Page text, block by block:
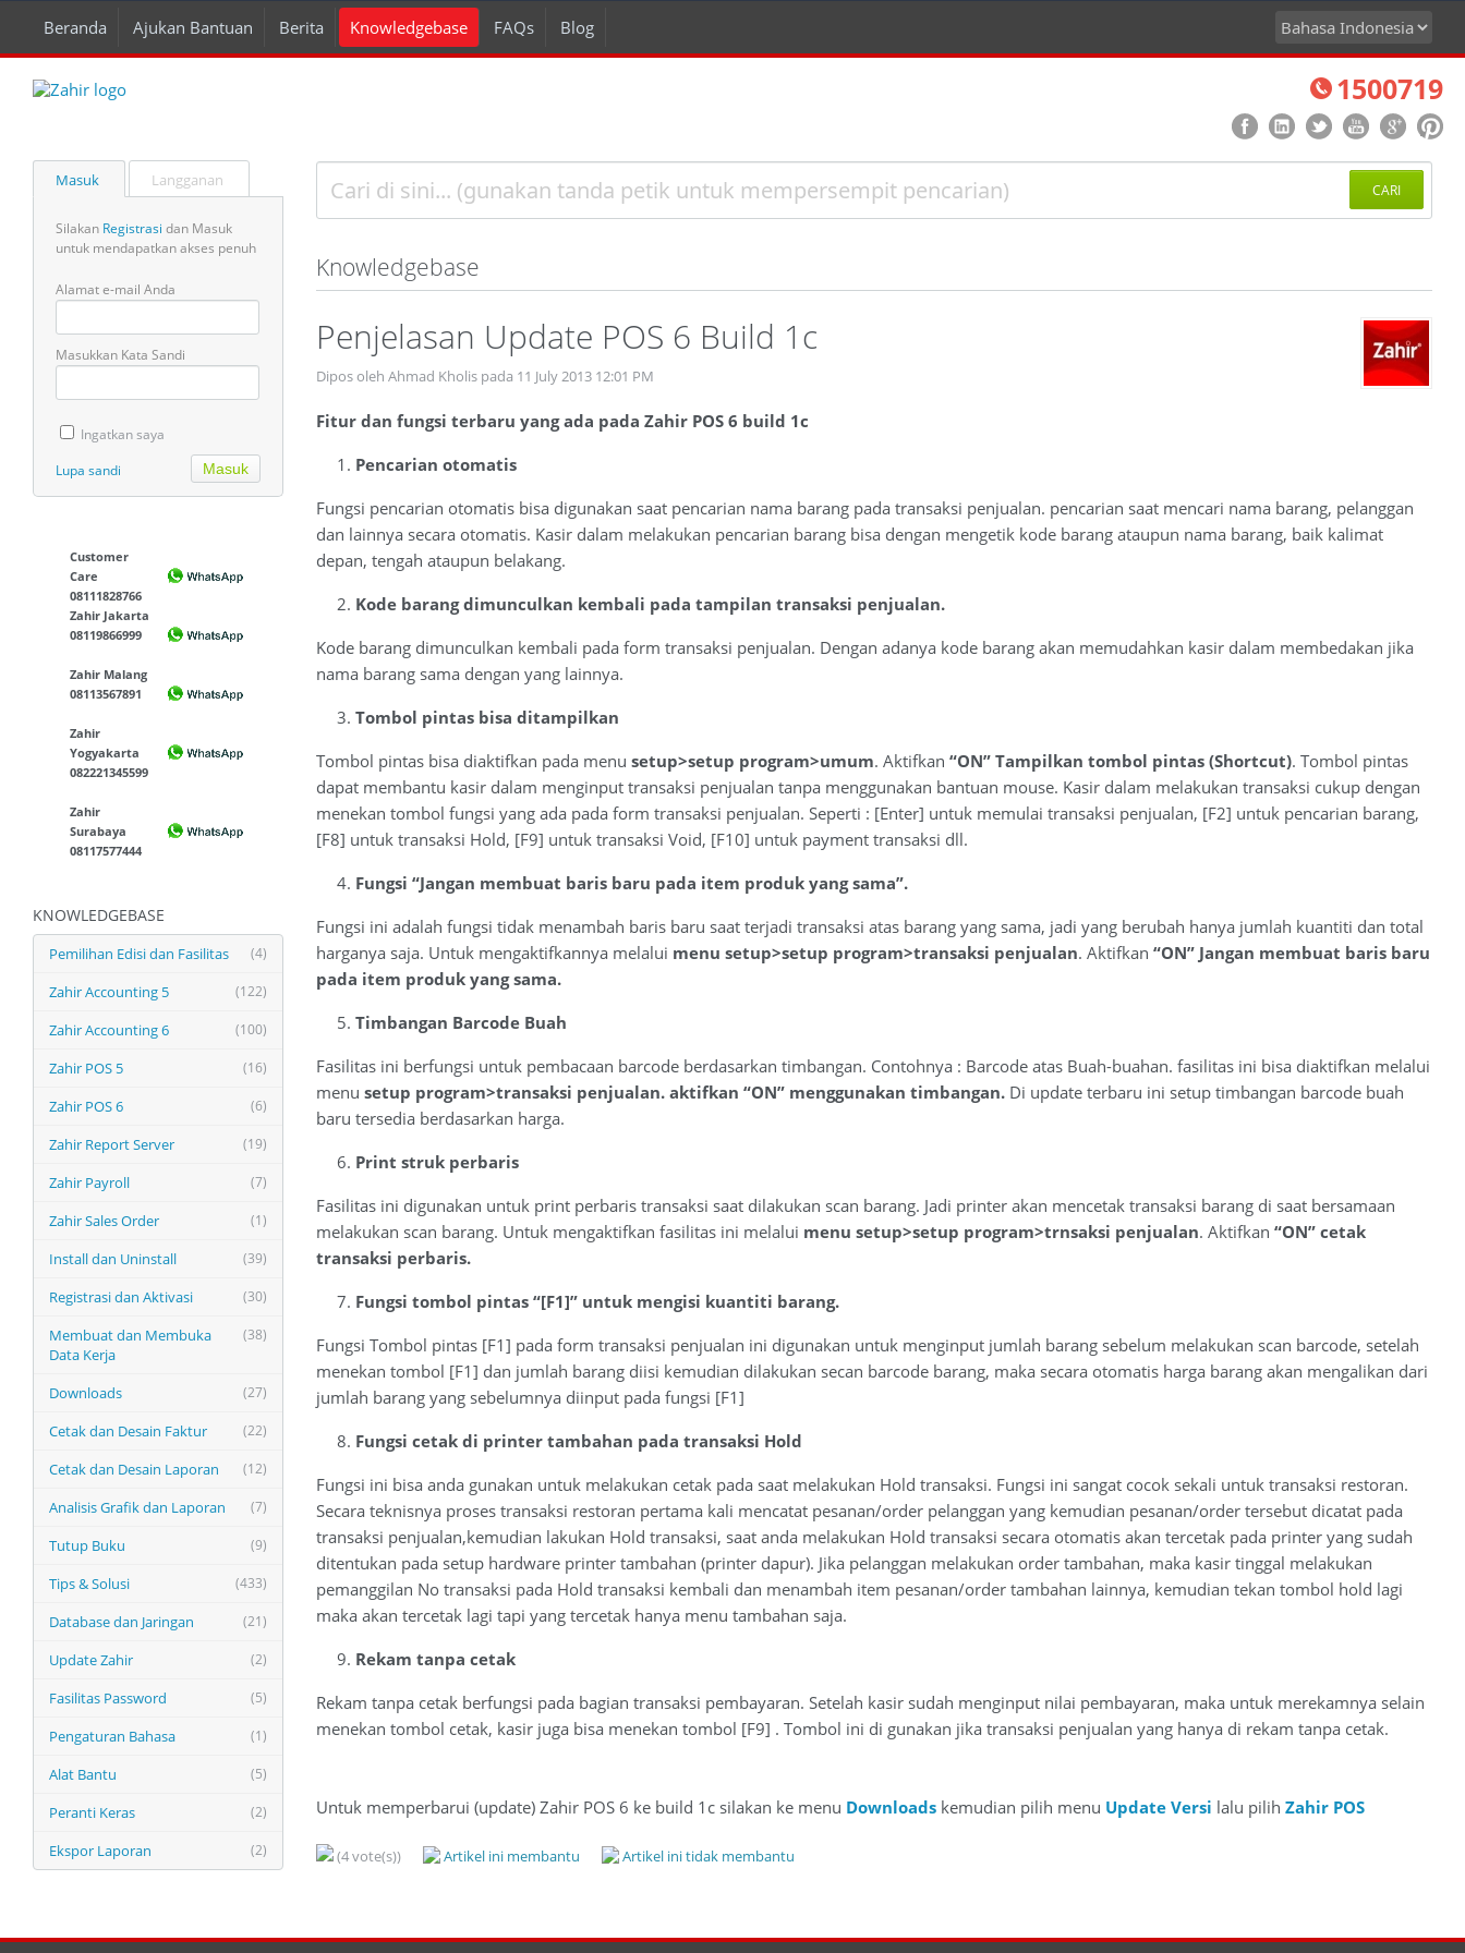
Beranda Ajukan Bantuan Berita Knowledgebase FAQs Blog
1500719
Masuk Langganan
Silakan Registrasi dan Masuk
untuk mendapatkan akses penuh
Alamat e-mail Anda
Masukkan Kata Sandi
Ingatkan saya
Lupa sandi
Customer
Care
08111828766
Zahir Jakarta
08119866999
Zahir Malang
08113567891
Zahir
Yogyakarta
082221345599
Zahir
Surabaya
08117577444
KNOWLEDGEBASE
(4)
Pemilihan Edisi dan Fasilitas
(122)
Zahir Accounting 5
(100)
Zahir Accounting 6
(16)
Zahir POS 5
(6)
Zahir POS 6
(19)
Zahir Report Server
(7)
Zahir Payroll
(1)
Zahir Sales Order
(39)
Install dan Uninstall
(30)
Registrasi dan Aktivasi
(38)
Membuat dan Membuka
Data Kerja
(27)
Downloads
(22)
Cetak dan Desain Faktur
(12)
Cetak dan Desain Laporan
(7)
Analisis Grafik dan Laporan
(9)
Tutup Buku
(433)
Tips & Solusi
(21)
Database dan Jaringan
(2)
Update Zahir
(5)
Fasilitas Password
(1)
Pengaturan Bahasa
(5)
Alat Bantu
(2)
Peranti Keras
(2)
Ekspor Laporan
CARI
Knowledgebase
Penjelasan Update POS 6 Build 1c
Dipos oleh Ahmad Kholis pada 11 July 2013 12:01 PM
Fitur dan fungsi terbaru yang ada pada Zahir POS 6 build 1c
Pencarian otomatis
Fungsi pencarian otomatis bisa digunakan saat pencarian nama barang pada transaksi penjualan. pencarian saat mencari nama barang, pelanggan
dan lainnya secara otomatis. Kasir dalam melakukan pencarian barang bisa dengan mengetik kode barang ataupun nama barang, baik kalimat
depan, tengah ataupun belakang.
Kode barang dimunculkan kembali pada tampilan transaksi penjualan.
Kode barang dimunculkan kembali pada form transaksi penjualan. Dengan adanya kode barang akan memudahkan kasir dalam membedakan jika
nama barang sama dengan yang lainnya.
Tombol pintas bisa ditampilkan
Tombol pintas bisa diaktifkan pada menu setup>setup program>umum. Aktifkan “ON” Tampilkan tombol pintas (Shortcut). Tombol pintas
dapat membantu kasir dalam menginput transaksi penjualan tanpa menggunakan bantuan mouse. Kasir dalam melakukan transaksi cukup dengan
menekan tombol fungsi yang ada pada form transaksi penjualan. Seperti : [Enter] untuk memulai transaksi penjualan, [F2] untuk pencarian barang,
[F8] untuk transaksi Hold, [F9] untuk transaksi Void, [F10] untuk payment transaksi dll.
Fungsi “Jangan membuat baris baru pada item produk yang sama”.
Fungsi ini adalah fungsi tidak menambah baris baru saat terjadi transaksi atas barang yang sama, jadi yang berubah hanya jumlah kuantiti dan total
harganya saja. Untuk mengaktifkannya melalui menu setup>setup program>transaksi penjualan. Aktifkan “ON” Jangan membuat baris baru
pada item produk yang sama.
Timbangan Barcode Buah
Fasilitas ini berfungsi untuk pembacaan barcode berdasarkan timbangan. Contohnya : Barcode atas Buah-buahan. fasilitas ini bisa diaktifkan melalui
menu setup program>transaksi penjualan. aktifkan “ON” menggunakan timbangan. Di update terbaru ini setup timbangan barcode buah
baru tersedia berdasarkan harga.
Print struk perbaris
Fasilitas ini digunakan untuk print perbaris transaksi saat dilakukan scan barang. Jadi printer akan mencetak transaksi barang di saat bersamaan
melakukan scan barang. Untuk mengaktifkan fasilitas ini melalui menu setup>setup program>trnsaksi penjualan. Aktifkan “ON” cetak
transaksi perbaris.
Fungsi tombol pintas “[F1]” untuk mengisi kuantiti barang.
Fungsi Tombol pintas [F1] pada form transaksi penjualan ini digunakan untuk menginput jumlah barang sebelum melakukan scan barcode, setelah
menekan tombol [F1] dan jumlah barang diisi kemudian dilakukan secan barcode barang, maka secara otomatis harga barang akan mengalikan dari
jumlah barang yang sebelumnya diinput pada fungsi [F1]
Fungsi cetak di printer tambahan pada transaksi Hold
Fungsi ini bisa anda gunakan untuk melakukan cetak pada saat melakukan Hold transaksi. Fungsi ini sangat cocok sekali untuk transaksi restoran.
Secara teknisnya proses transaksi restoran pertama kali mencatat pesanan/order pelanggan yang kemudian pesanan/order tersebut dicatat pada
transaksi penjualan,kemudian lakukan Hold transaksi, saat anda melakukan Hold transaksi secara otomatis akan tercetak pada printer yang sudah
ditentukan pada setup hardware printer tambahan (printer dapur). Jika pelanggan melakukan order tambahan, maka kasir tinggal melakukan
pemanggilan No transaksi pada Hold transaksi kembali dan menambah item pesanan/order tambahan lainnya, kemudian tekan tombol hold lagi
maka akan tercetak lagi tapi yang tercetak hanya menu tambahan saja.
Rekam tanpa cetak
Rekam tanpa cetak berfungsi pada bagian transaksi pembayaran. Setelah kasir sudah menginput nilai pembayaran, maka untuk merekamnya selain
menekan tombol cetak, kasir juga bisa menekan tombol [F9] . Tombol ini di gunakan jika transaksi penjualan yang hanya di rekam tanpa cetak.
Untuk memperbarui (update) Zahir POS 6 ke build 1c silakan ke menu Downloads kemudian pilih menu Update Versi lalu pilih Zahir POS
(4 vote(s)) Artikel ini membantu Artikel ini tidak membantu